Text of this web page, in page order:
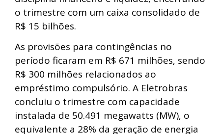
o trimestre com um caixa consolidado de
R$ 15 bilhões.
As provisões para contingências no
período ficaram em R$ 671 milhões, sendo
R$ 300 milhões relacionados ao
empréstimo compulsório. A Eletrobras
concluiu o trimestre com capacidade
instalada de 50.491 megawatts (MW), o
equivalente a 28% da geração de energia